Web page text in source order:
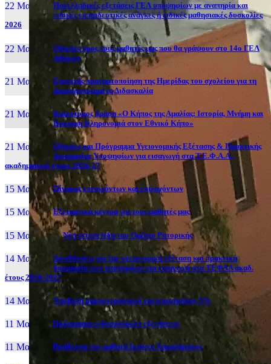
22 Μαι, 26
Πανελλαδικές εξετάσεις ΓΕΛ υποψηφίων με αναπηρία και
ειδικές εκπαιδευτικές ανάγκες ή ειδικές μαθησιακές δυσκολίες
2026
22 Μαι, 26
Οδηγίες προς τους μαθητές μας που θα γράψουν στο 14ο ΓΕΛ
Αθηνών
21 Μαι, 26
Επιτυχής πραγματοποίηση της Ημερίδας του σχολείου για τη
Διαφοροποιημένη Διδασκαλία
21 Μαι, 26
Καινοτόμος δράση «Ο Κήπος της Αμαλίας: Ιστορία, Μνήμη και
Βιώσιμη Κληρονομιά στον Εθνικό Κήπο»
21 Μαι, 26
Οδηγίες και Πρόγραμμα Υγειονομικής Εξέτασης & Πρακτικής
Δοκιμασίας Υποψηφίων για εισαγωγή στα Τ.Ε.Φ.Α.Α.,
ακαδημαϊκού έτους 2026-27
15 Μαι, 26 Πίνακας επιτυχόντων και επιλαχόντων
15 Μαι, 26 Εξεταστικά κέντρα για τους μαθητές μας
15 Μαι, 2026 Νέα ιστοσελίδα του Ομίλου Ρητορικής
14 Μαι, 26
Διευθύνσεις για την υγειονομική εξέταση και πρακτική
δοκιμασία των υποψηφίων για εισαγωγή στα ΤΕΦΑΑ ακαδ.
έτους 2026-2027
14 Μαι, 26 Yποβολή μηχανογραφικού για υποψηφίους 5%
11 Μαι, 26 Πρόγραμμα ενδοσχολικών εξετάσεων
11 Μαι, 26 Βράβευση του μαθητή Ιωάννη Χαραλάμπους